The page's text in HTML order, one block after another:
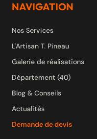
NAVIGATION
Nos Services
L'Artisan T. Pineau
Galerie de réalisations
Département (40)
Blog & Conseils
Actualités
Demande de devis